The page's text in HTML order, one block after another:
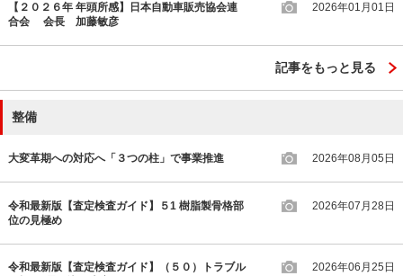
【２０２６年 年頭所感】日本自動車販売協会連
合会 会長 加藤敏彦
2026年01月01日
記事をもっと見る
整備
大変革期への対応へ「３つの柱」で事業推進 2026年08月05日
令和最新版【査定検査ガイド】５1 樹脂製骨格部
位の見極め
2026年07月28日
令和最新版【査定検査ガイド】（５０）トラブル
2026年06月25日